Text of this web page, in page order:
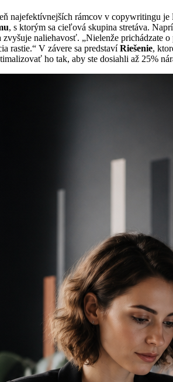
najefektívnejších rámcov v copywritingu
, s ktorým sa cieľová skupina stretáva.
naliehavosť. „Nielenže prichádzate
rastie.“ V závere sa predstavíRiešenie,
ho tak, aby ste dosiahli až 25%